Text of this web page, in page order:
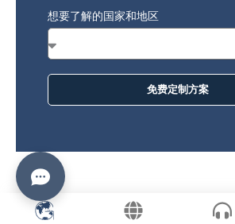
想要了解的国家和地区
免费定制方案